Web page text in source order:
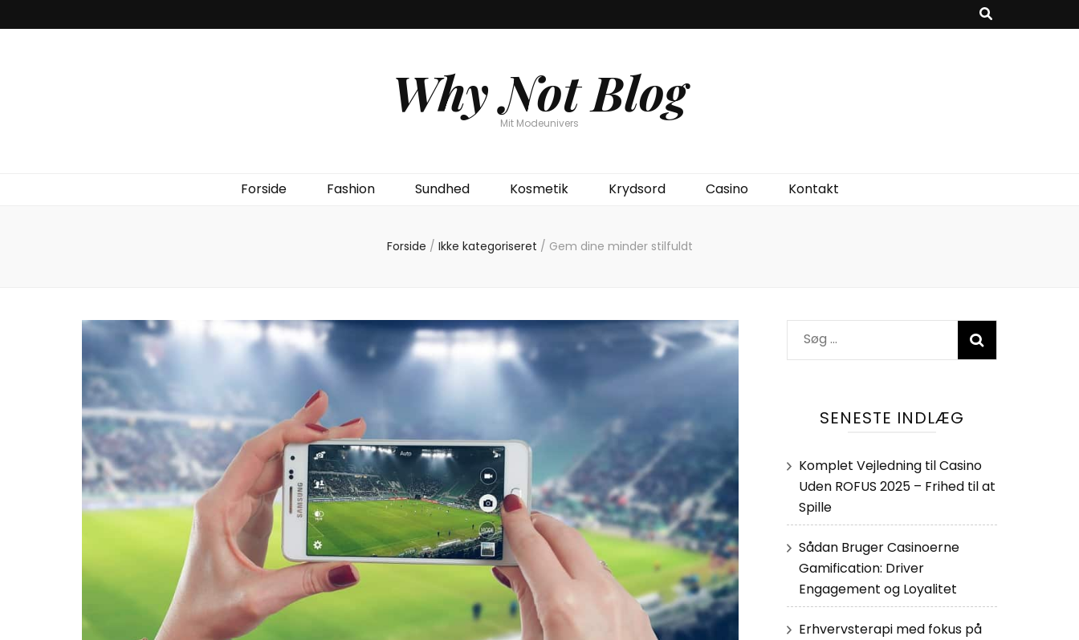
Why Not Blog
Mit Modeunivers
Forside Fashion Sundhed Kosmetik Krydsord Casino Kontakt
Forside / Ikke kategoriseret / Gem dine minder stilfuldt
Søg
efter:
SENESTE INDLÆG
Komplet Vejledning til Casino
Uden ROFUS 2025 – Frihed til at
Spille
Sådan Bruger Casinoerne
Gamification: Driver
Engagement og Loyalitet
Erhvervsterapi med fokus på